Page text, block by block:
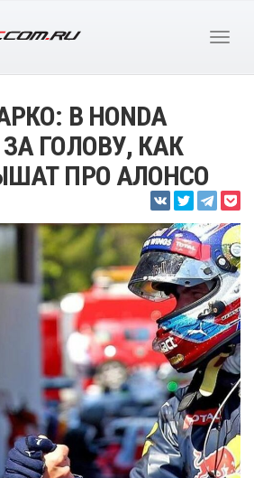
В HONDA
ГОЛОВУ, КАК
ПРО АЛОНСО